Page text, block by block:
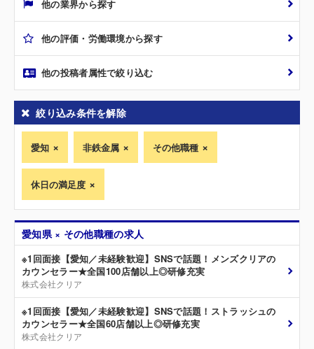
他の業界から探す
他の評価・労働環境から探す
他の投稿者属性で絞り込む
絞り込み条件を解除
愛知 非鉄金属 その他職種
休日の満足度
愛知県 × その他職種の求人
※1回面接【愛知／未経験歓迎】SNSで話題！メンズクリアの
カウンセラー★全国100店舗以上◎研修充実
株式会社クリア
※1回面接【愛知／未経験歓迎】SNSで話題！ストラッシュの
カウンセラー★全国60店舗以上◎研修充実
株式会社クリア